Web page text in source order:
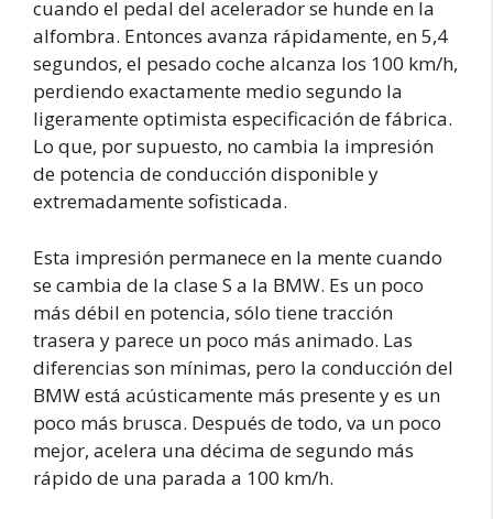
cuando el pedal del acelerador se hunde en la
alfombra. Entonces avanza rápidamente, en 5,4
segundos, el pesado coche alcanza los 100 km/h,
perdiendo exactamente medio segundo la
ligeramente optimista especificación de fábrica.
Lo que, por supuesto, no cambia la impresión
de potencia de conducción disponible y
extremadamente sofisticada.
Esta impresión permanece en la mente cuando
se cambia de la clase S a la BMW. Es un poco
más débil en potencia, sólo tiene tracción
trasera y parece un poco más animado. Las
diferencias son mínimas, pero la conducción del
BMW está acústicamente más presente y es un
poco más brusca. Después de todo, va un poco
mejor, acelera una décima de segundo más
rápido de una parada a 100 km/h.